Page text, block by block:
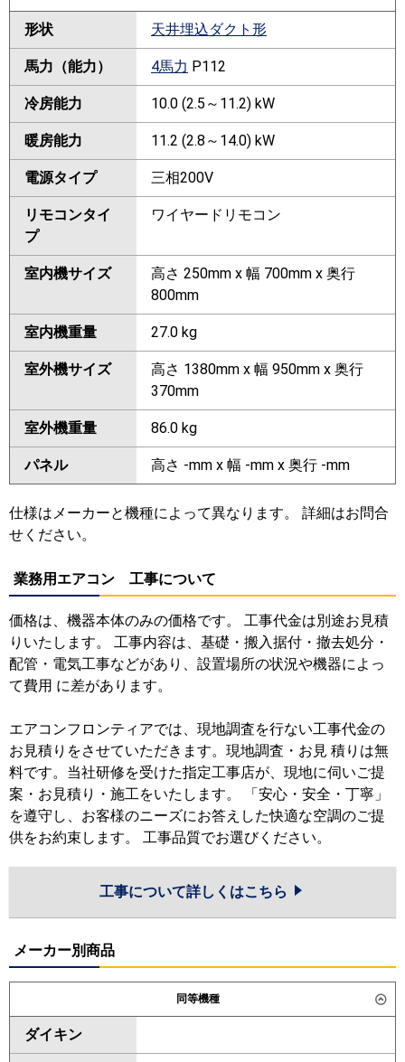
形状 天井埋込ダクト形
馬力（能力） 4馬力 P112
冷房能力 10.0 (2.5～11.2) kW
暖房能力 11.2 (2.8～14.0) kW
電源タイプ 三相200V
リモコンタイ
プ
ワイヤードリモコン
室内機サイズ
高さ 250mm x 幅 700mm x 奥行
800mm
室内機重量 27.0 kg
室外機サイズ
高さ 1380mm x 幅 950mm x 奥行
370mm
室外機重量 86.0 kg
パネル 高さ -mm x 幅 -mm x 奥行 -mm
仕様はメーカーと機種によって異なります。 詳細はお問合
せください。
業務用エアコン 工事について
価格は、機器本体のみの価格です。 工事代金は別途お見積
りいたします。 工事内容は、基礎・搬入据付・撤去処分・
配管・電気工事などがあり、設置場所の状況や機器によっ
て費用 に差があります。
エアコンフロンティアでは、現地調査を行ない工事代金の
お見積りをさせていただきます。現地調査・お見 積りは無
料です。当社研修を受けた指定工事店が、現地に伺いご提
案・お見積り・施工をいたします。 「安心・安全・丁寧」
を遵守し、お客様のニーズにお答えした快適な空調のご提
供をお約束します。 工事品質でお選びください。
工事について詳しくはこちら
メーカー別商品
同等機種
ダイキン